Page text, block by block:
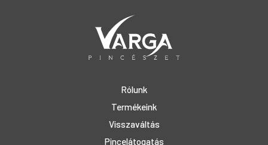
Rólunk
Termékeink
Visszaváltás
Pincelátogatás